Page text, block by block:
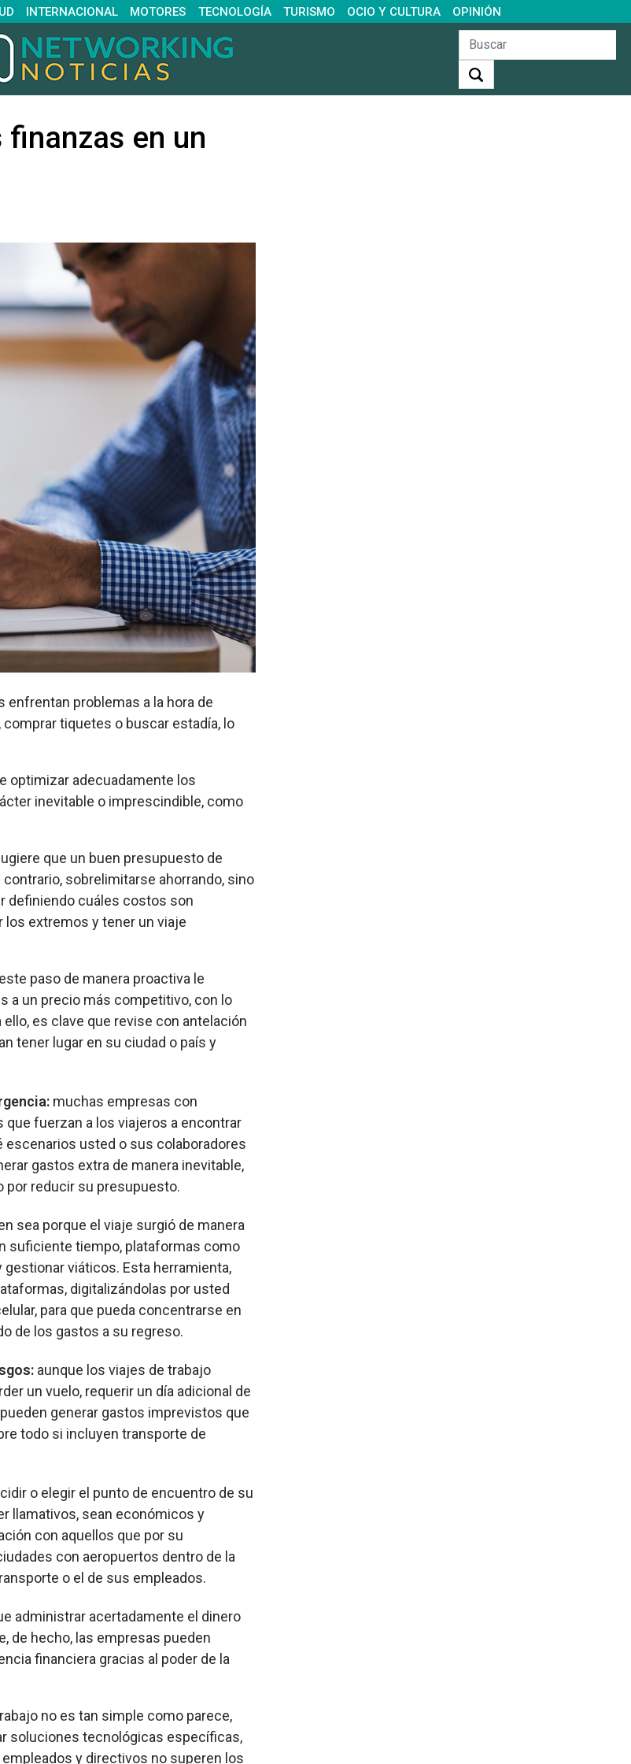
INTERNACIONAL MOTORES TECNOLOGÍA TURISMO OCIO Y CULTURA OPINIÓN
en un
enfrentan problemas a la hora de
tiquetes o buscar estadía, lo
optimizar adecuadamente los
inevitable o imprescindible, como
que un buen presupuesto de
sobrelimitarse ahorrando, sino
definiendo cuáles costos son
extremos y tener un viaje
paso de manera proactiva le
a un precio más competitivo, con lo
es clave que revise con antelación
tener lugar en su ciudad o país y
muchas empresas con
fuerzan a los viajeros a encontrar
escenarios usted o sus colaboradores
gastos extra de manera inevitable,
por reducir su presupuesto.
sea porque el viaje surgió de manera
suficiente tiempo, plataformas como
viáticos. Esta herramienta,
digitalizándolas por usted
para que pueda concentrarse en
de los gastos a su regreso.
aunque los viajes de trabajo
un vuelo, requerir un día adicional de
generar gastos imprevistos que
todo si incluyen transporte de
o elegir el punto de encuentro de su
llamativos, sean económicos y
con aquellos que por su
con aeropuertos dentro de la
o el de sus empleados.
administrar acertadamente el dinero
de hecho, las empresas pueden
financiera gracias al poder de la
no es tan simple como parece,
soluciones tecnológicas específicas,
y directivos no superen los